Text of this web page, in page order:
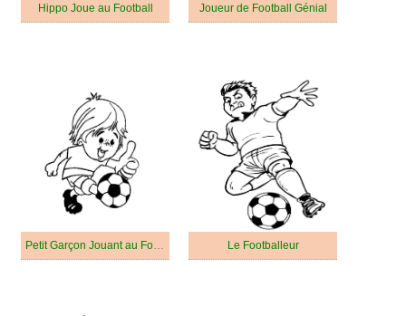
Hippo Joue au Football Joueur de Football Génial
Petit Garçon Jouant au Football Le Footballeur